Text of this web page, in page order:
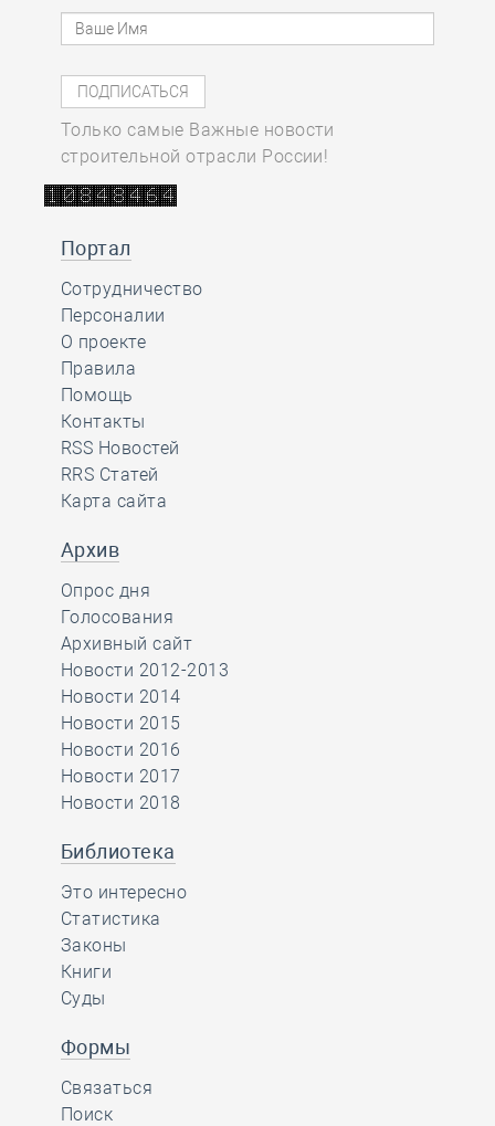
Только самые Важные новости
строительной отрасли России!
Портал
Сотрудничество
Персоналии
О проекте
Правила
Помощь
Контакты
RSS Новостей
RRS Статей
Карта сайта
Архив
Опрос дня
Голосования
Архивный сайт
Новости 2012-2013
Новости 2014
Новости 2015
Новости 2016
Новости 2017
Новости 2018
Библиотека
Это интересно
Статистика
Законы
Книги
Суды
Формы
Связаться
Поиск